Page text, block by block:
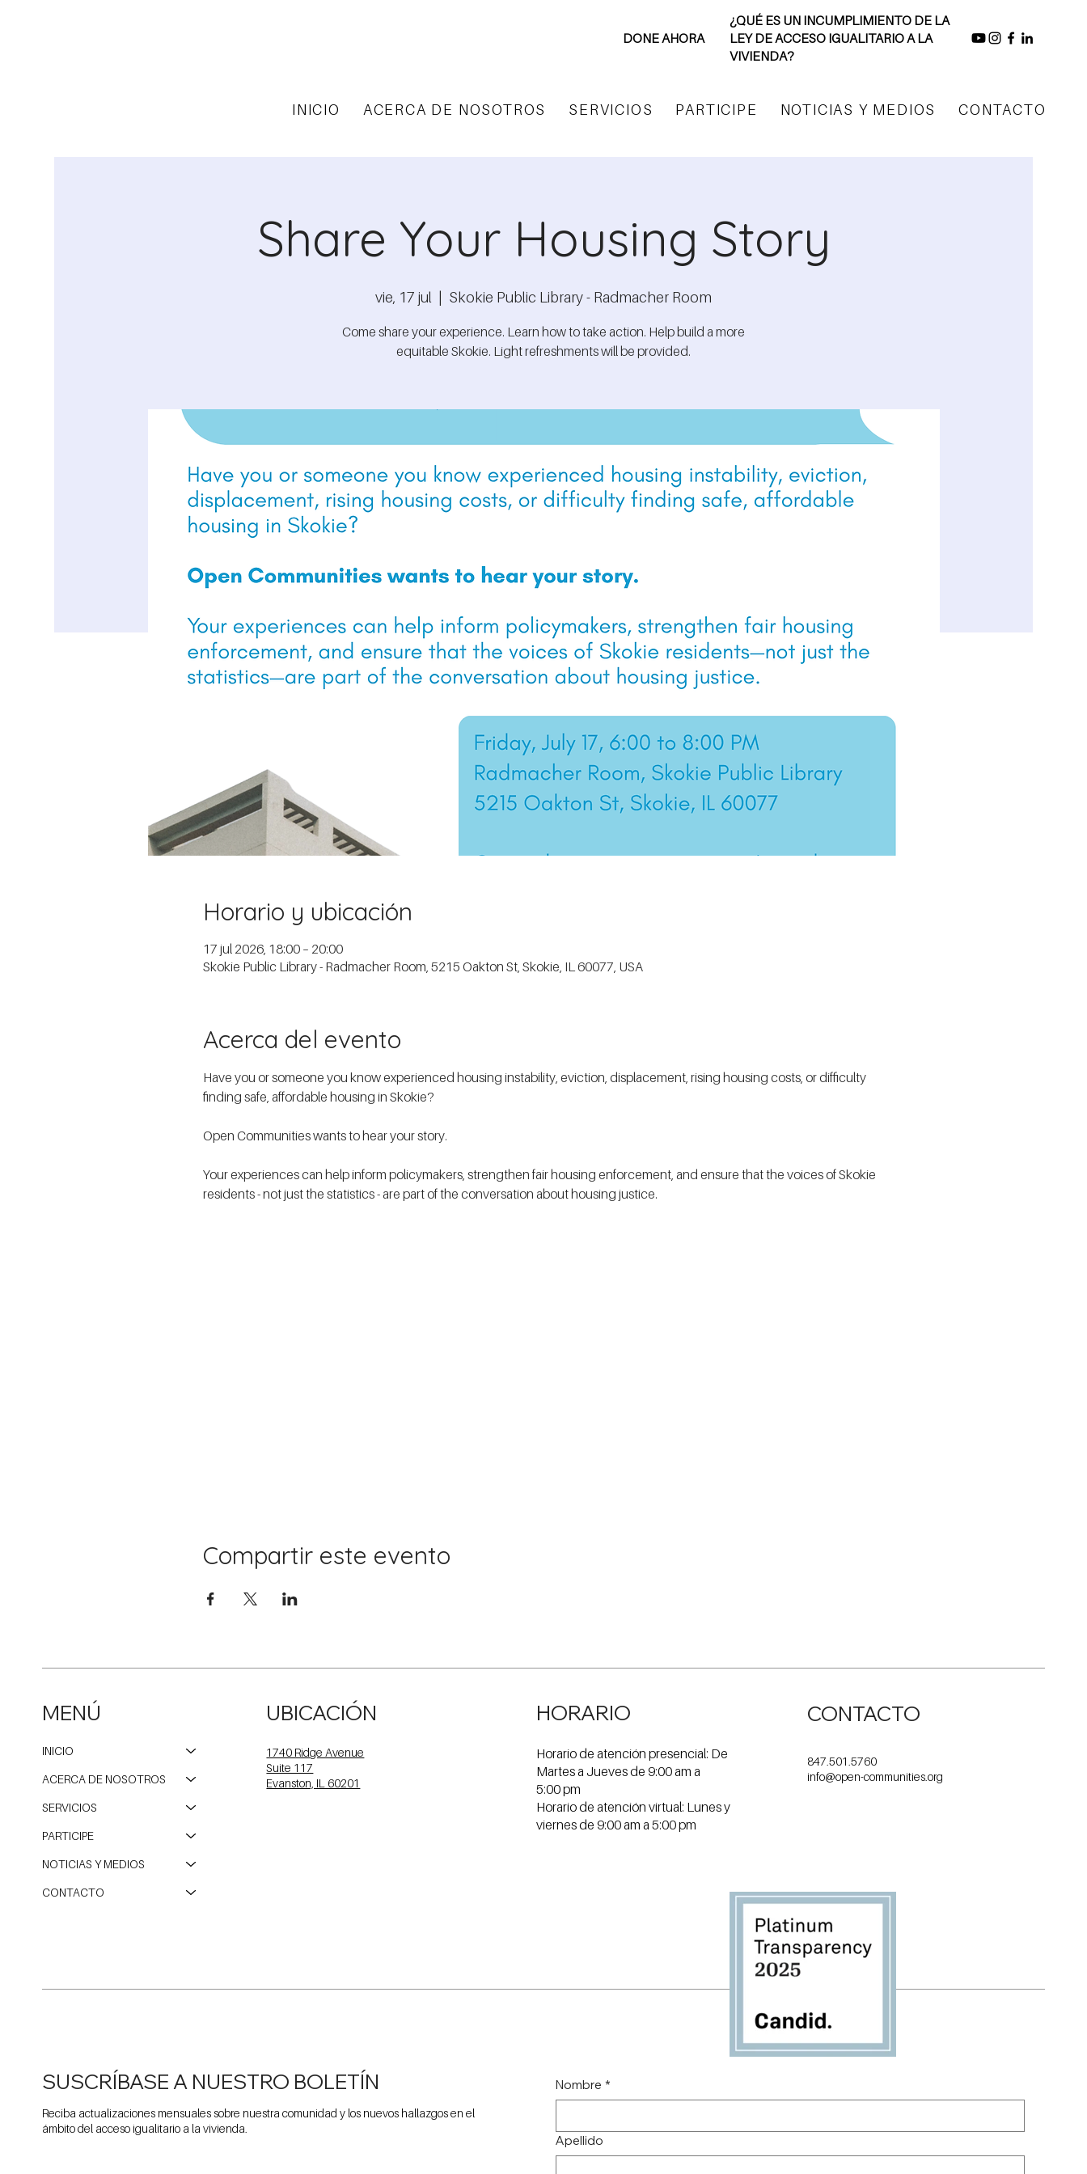
DONE AHORA
¿QUÉ ES UN INCUMPLIMIENTO DE LA
LEY DE ACCESO IGUALITARIO A LA
VIVIENDA?
INICIO ACERCA DE NOSOTROS SERVICIOS PARTICIPE NOTICIAS Y MEDIOS CONTACTO
Share Your Housing Story
vie, 17 jul Skokie Public Library - Radmacher Room
Come share your experience. Learn how to take action. Help build a more
equitable Skokie. Light refreshments will be provided.
Horario y ubicación
17 jul 2026, 18:00 – 20:00
Skokie Public Library - Radmacher Room, 5215 Oakton St, Skokie, IL 60077, USA
Acerca del evento
Have you or someone you know experienced housing instability, eviction, displacement, rising housing costs, or difficulty
finding safe, affordable housing in Skokie?
Open Communities wants to hear your story.
Your experiences can help inform policymakers, strengthen fair housing enforcement, and ensure that the voices of Skokie
residents - not just the statistics - are part of the conversation about housing justice.
Compartir este evento
INICIO
ACERCA DE NOSOTROS
SERVICIOS
PARTICIPE
NOTICIAS Y MEDIOS
CONTACTO
MENÚ UBICACIÓN
1740 Ridge Avenue
Suite 117
Evanston, IL 60201
Horario de atención presencial: De
Martes a Jueves de 9:00 am a
5:00 pm
Horario de atención virtual: Lunes y
viernes de 9:00 am a 5:00 pm
HORARIO CONTACTO
847.501.5760
info@open-communities.org
SUSCRÍBASE A NUESTRO BOLETÍN
Reciba actualizaciones mensuales sobre nuestra comunidad y los nuevos hallazgos en el
ámbito del acceso igualitario a la vivienda.
Nombre *
Apellido